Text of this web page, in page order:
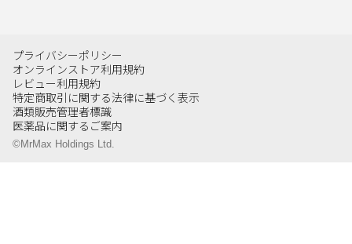
プライバシーポリシー
オンラインストア利用規約
レビュー利用規約
特定商取引に関する法律に基づく表示
酒類販売管理者標識
医薬品に関するご案内
©MrMax Holdings Ltd.